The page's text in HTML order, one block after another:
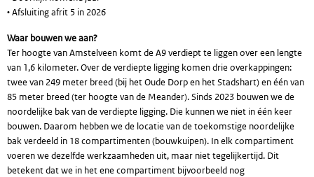
• Afsluiting afrit 5 in 2026
Waar bouwen we aan?
Ter hoogte van Amstelveen komt de A9 verdiept te liggen over een lengte
van 1,6 kilometer. Over de verdiepte ligging komen drie overkappingen:
twee van 249 meter breed (bij het Oude Dorp en het Stadshart) en één van
85 meter breed (ter hoogte van de Meander). Sinds 2023 bouwen we de
noordelijke bak van de verdiepte ligging. Die kunnen we niet in één keer
bouwen. Daarom hebben we de locatie van de toekomstige noordelijke
bak verdeeld in 18 compartimenten (bouwkuipen). In elk compartiment
voeren we dezelfde werkzaamheden uit, maar niet tegelijkertijd. Dit
betekent dat we in het ene compartiment bijvoorbeeld nog